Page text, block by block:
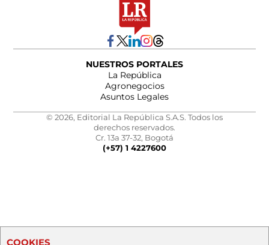
NUESTROS PORTALES
La República
Agronegocios
Asuntos Legales
© 2026, Editorial La República S.A.S. Todos los
derechos reservados.
Cr. 13a 37-32, Bogotá
(+57) 1 4227600
COOKIES